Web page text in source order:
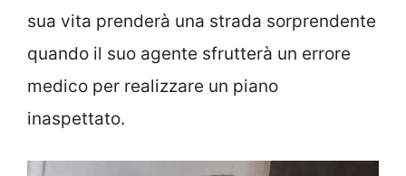
sua vita prenderà una strada sorprendente
quando il suo agente sfrutterà un errore
medico per realizzare un piano
inaspettato.